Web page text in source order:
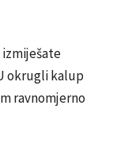
okrugli kalup
ravnomjerno